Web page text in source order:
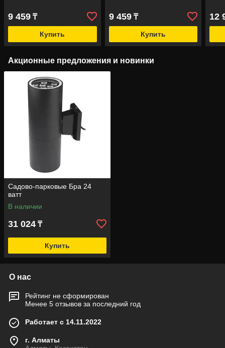
9 459 ₸
Купить
9 459₸
Купить
12
Акционные предложения и новинки
Садово-парковые Бра 24
ватт
В наличии
31 024 ₸
Купить
О нас
Рейтинг не сформирован
Менее 5 отзывов за последний год
Работает с 14.11.2022
г. Алматы